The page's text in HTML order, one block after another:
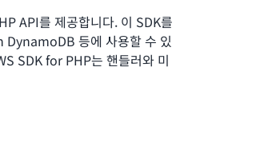
API를 제공합니다. 이 SDK를
등에 사용할 수 있
SDK for PHP는 핸들러와 미